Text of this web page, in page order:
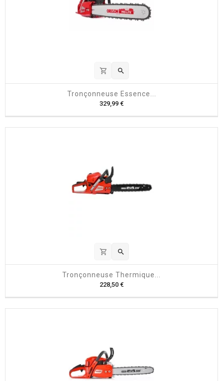
shopping_cart 
Tronçonneuse Essence...
329,99 €P
x
shopping_cart 
Tronçonneuse Thermique...
228,50 €P
x